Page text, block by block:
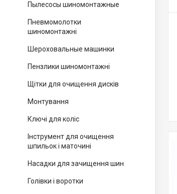
Пылесосы шиномонтажные
Пневмомолотки
шиномонтажні
Шероховальные машинки
Пензлики шиномонтажні
Щітки для очищення дисків
Монтування
Ключі для коліс
Інструмент для очищення
шпильок і маточині
Насадки для зачищення шин
Голівки і воротки